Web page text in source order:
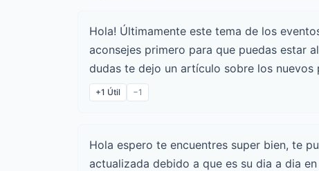
Hola! Últimamente este tema de los
aconsejes primero para que puedas estar
dudas te dejo un artículo sobre los nuevos
+1 Útil −1
Hola espero te encuentres super bien, te
actualizada debido a que es su dia a dia